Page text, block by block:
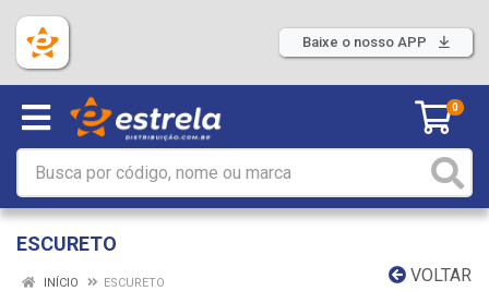
Baixe o nosso APP
0
ESCURETO
VOLTAR
INÍCIO ESCURETO